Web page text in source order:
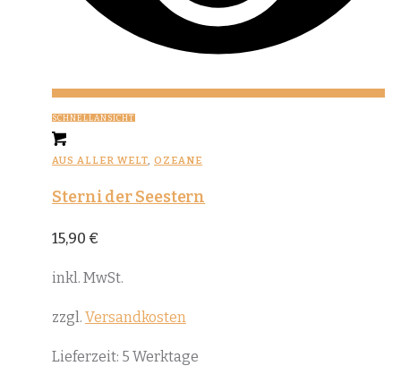
SCHNELLANSICHT
AUS ALLER WELT, OZEANE
Sterni der Seestern
15,90 €
inkl. MwSt.
zzgl. Versandkosten
Lieferzeit: 5 Werktage